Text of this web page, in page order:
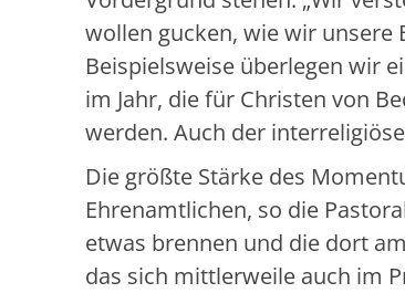
wollen gucken, wie wir unsere
Beispielsweise überlegen wir
im Jahr, die für Christen von
werden. Auch der
Die größte Stärke des
Ehrenamtlichen, so die
etwas brennen und die dort
das sich mittlerweile auch im